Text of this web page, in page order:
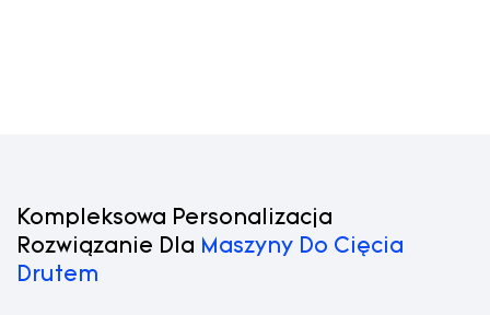
Kompleksowa Personalizacja
Rozwiązanie Dla Maszyny Do Cięcia
Drutem